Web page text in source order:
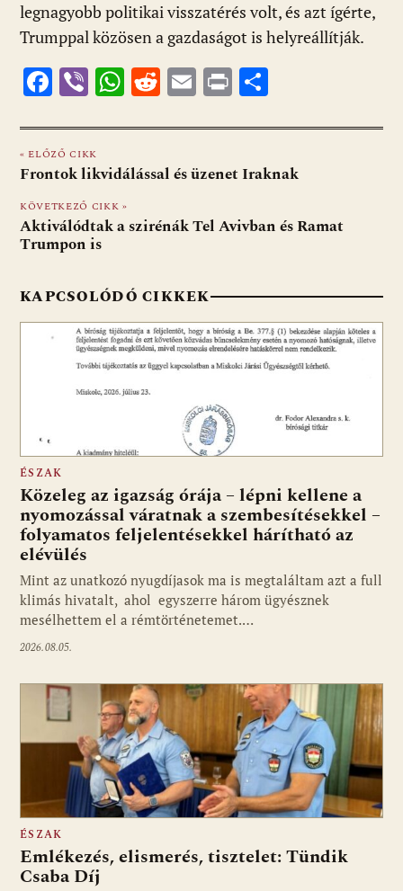
legnagyobb politikai visszatérés volt, és azt ígérte,
Trumppal közösen a gazdaságot is helyreállítják.
F
e
b
o
o
k
Vi
er
W
at
s
A
p
R
d
di
E
ai
l
Pr
t za
m
g
« ELŐZŐ CIKK
Frontok likvidálással és üzenet Iraknak
KÖVETKEZŐ CIKK »
Aktiválódtak a szirénák Tel Avivban és Ramat
Trumpon is
KAPCSOLÓDÓ CIKKEK
ÉSZAK
Közeleg az igazság órája – lépni kellene a
nyomozással váratnak a szembesítésekkel –
folyamatos feljelentésekkel hárítható az
elévülés
Mint az unatkozó nyugdíjasok ma is megtaláltam azt a full
klimás hivatalt, ahol egyszerre három ügyésznek
mesélhettem el a rémtörténetemet.…
2026.08.05.
ÉSZAK
Emlékezés, elismerés, tisztelet: Tündik
Csaba Díj